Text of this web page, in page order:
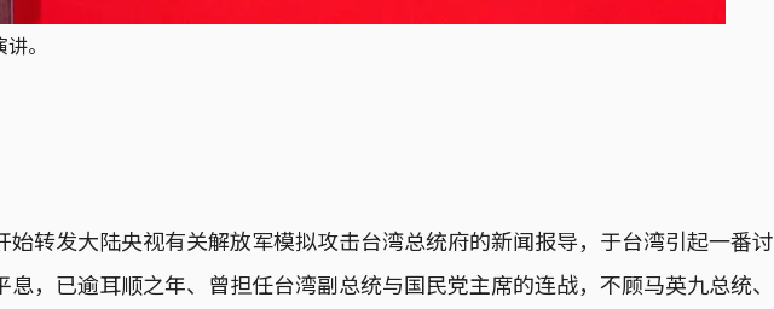
。
始转发大陆央视有关解放军模拟攻击台湾总统府的新闻报导，于台湾引起一番讨
息，已逾耳顺之年、曾担任台湾副总统与国民党主席的连战，不顾马英九总统、